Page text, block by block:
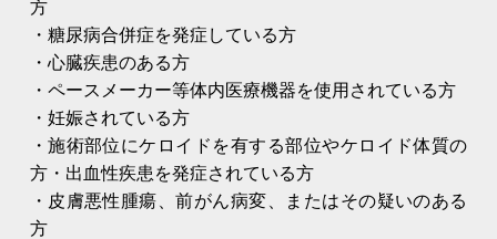
方
・糖尿病合併症を発症している方
・心臓疾患のある方
・ペースメーカー等体内医療機器を使用されている方
・妊娠されている方
・施術部位にケロイドを有する部位やケロイド体質の
方・出血性疾患を発症されている方
・皮膚悪性腫瘍、前がん病変、またはその疑いのある
方